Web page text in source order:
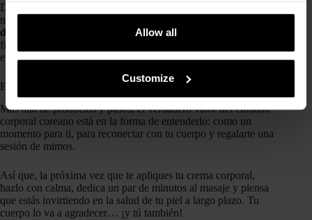
Allow all
Customize
Depende de la constancia y del estado inicial de tu piel. Lo
más habitual es notar la piel más suave e hidratada
días
. Los resultados más significativos, como mejora de la
firmeza o reducción de la textura irregular, suelen aparecer
entre 4 y 6 semanas.
El secreto está en disfrutar del ritual
Más allá de productos y pasos, el verdadero valor del cuidado
corporal coreano está en la forma de entenderlo: como un
momento para ti, para reconectar con tu cuerpo y regalarte una
sesión de mimos.
Así que, la próxima vez que te apliques tu crema corporal,
hazlo con calma, dedica un par de minutos al masaje y piensa
que estás invirtiendo en la salud de tu piel a largo plazo. Tu
cuerpo lo va a agradecer… ¡y tú también!